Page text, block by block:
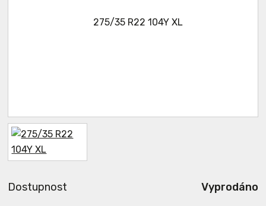
Dostupnost Vyprodáno